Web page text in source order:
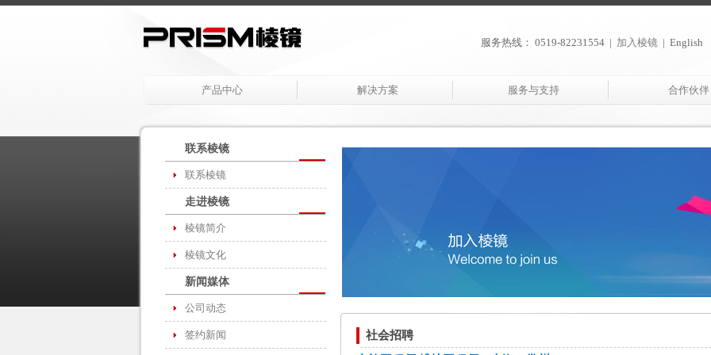
服务热线： 0519-82231554 | 加入棱镜 | English
产品中心 解决方案 服务与支持 合作伙伴
联系棱镜
联系棱镜
走进棱镜
棱镜简介
棱镜文化
新闻媒体
公司动态
签约新闻
社会招聘